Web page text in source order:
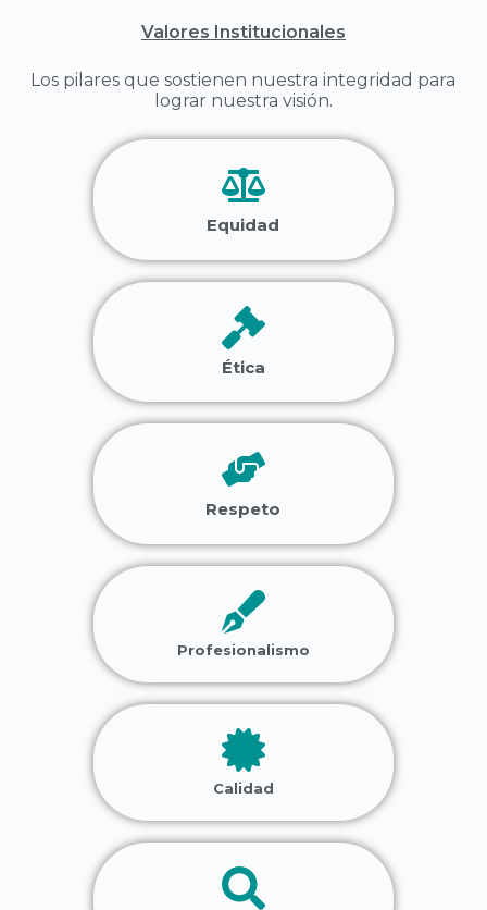
Valores Institucionales
Los pilares que sostienen nuestra integridad para
lograr nuestra visión.
Equidad
Ética
Respeto
Profesionalismo
Calidad